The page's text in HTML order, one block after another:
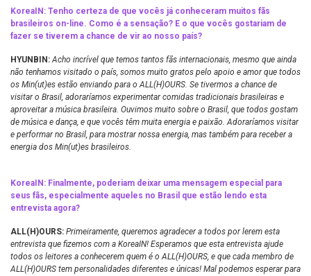
KoreaIN: Tenho certeza de que vocês já conheceram muitos fãs
brasileiros on-line. Como é a sensação? E o que vocês gostariam de
fazer se tiverem a chance de vir ao nosso país?
HYUNBIN:Acho incrível que temos tantos fãs internacionais, mesmo que ainda
não tenhamos visitado o país, somos muito gratos pelo apoio e amor que todos
os Min(ut)es estão enviando para o ALL(H)OURS. Se tivermos a chance de
visitar o Brasil, adoraríamos experimentar comidas tradicionais brasileiras e
aproveitar a música brasileira. Ouvimos muito sobre o Brasil, que todos gostam
de música e dança, e que vocês têm muita energia e paixão. Adoraríamos visitar
e performar no Brasil, para mostrar nossa energia, mas também para receber a
energia dos Min(ut)es brasileiros.
KoreaIN: Finalmente, poderiam deixar uma mensagem especial para
seus fãs, especialmente aqueles no Brasil que estão lendo esta
entrevista agora?
ALL(H)OURS: Primeiramente, queremos agradecer a todos por lerem esta
entrevista que fizemos com a KoreaIN! Esperamos que esta entrevista ajude
todos os leitores a conhecerem quem é o ALL(H)OURS, e que cada membro de
ALL(H)OURS tem personalidades diferentes e únicas! Mal podemos esperar para